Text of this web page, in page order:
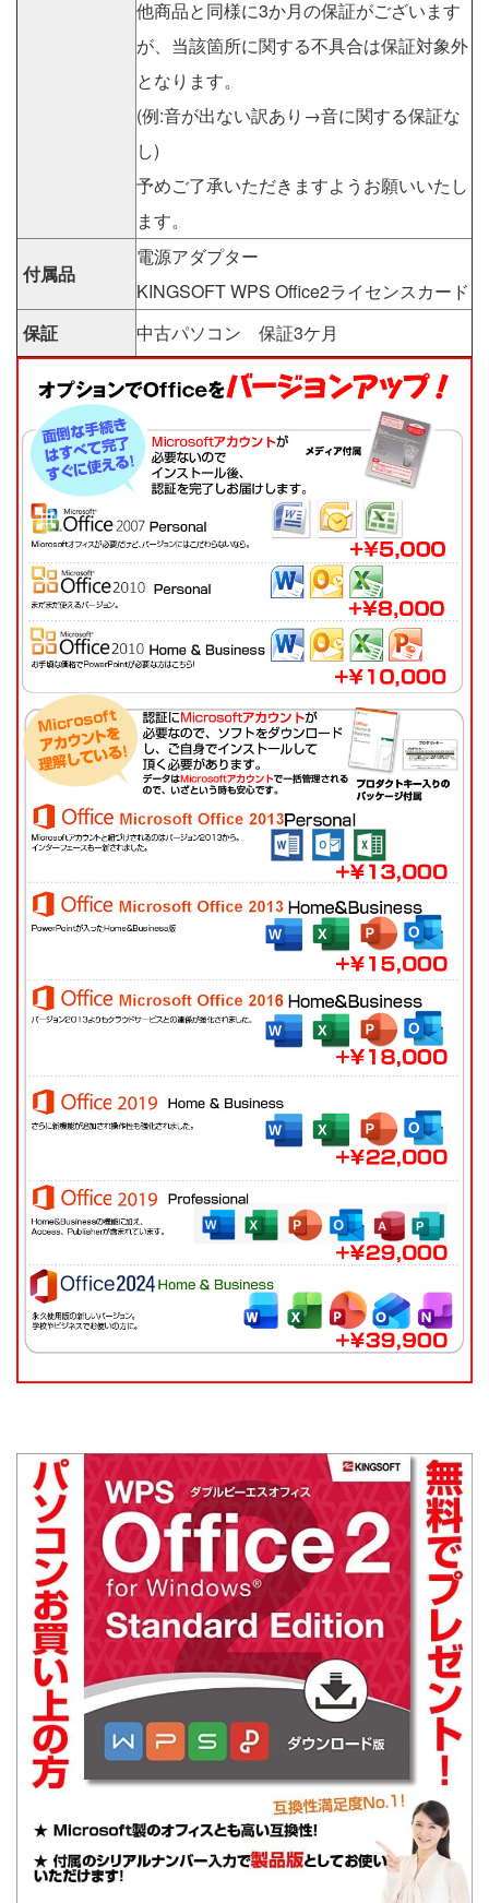
他商品と同様に3か月の保証がございます
が、当該箇所に関する不具合は保証対象外
となります。
(例:音が出ない訳あり→音に関する保証な
し)
予めご了承いただきますようお願いいたし
ます。
付属品
電源アダプター
KINGSOFT WPS Office2ライセンスカード
保証
中古パソコン 保証3ケ月